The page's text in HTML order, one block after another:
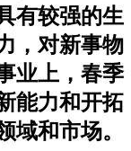
有较强的生
，对新事物
业上，春季
能力和开拓
域和市场。